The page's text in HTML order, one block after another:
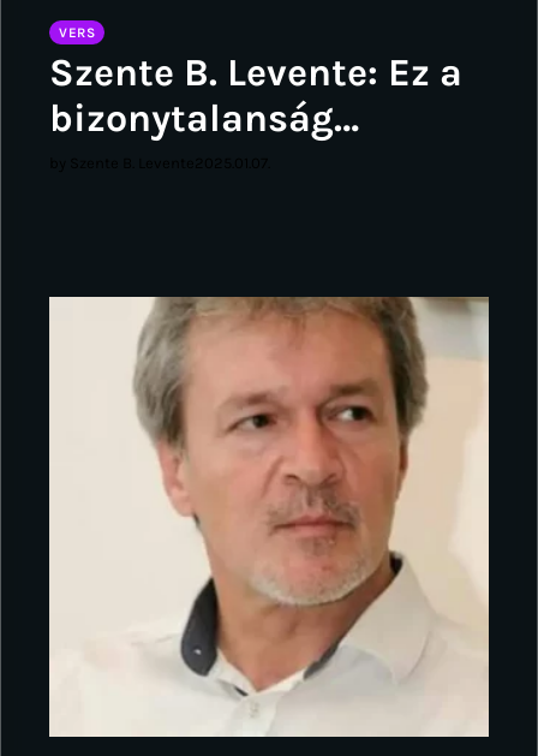
VERS
Szente B. Levente: Ez a
bizonytalanság…